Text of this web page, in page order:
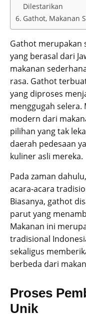
Dilestarikan
Gathot, Makanan
Gathot merupakan
yang berasal dari
makanan
rasa. Gathot
yang diproses
menggugah selera.
modern dari
pilihan yang tak
daerah pedesaan
kuliner asli mereka.
Pada zaman
acara-acara
Biasanya, gathot
parut yang
Makanan ini
tradisional
sekaligus
berbeda dari
Proses
Unik